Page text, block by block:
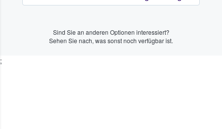
Sind Sie an anderen Optionen interessiert?
Sehen Sie nach, was sonst noch verfügbar ist.
;